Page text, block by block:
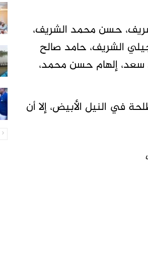
حسن محمد الشريف،
الشريف، حامد صالح
سعد، إلهام حسن محمد،
في النيل الأبيض، إلا أن